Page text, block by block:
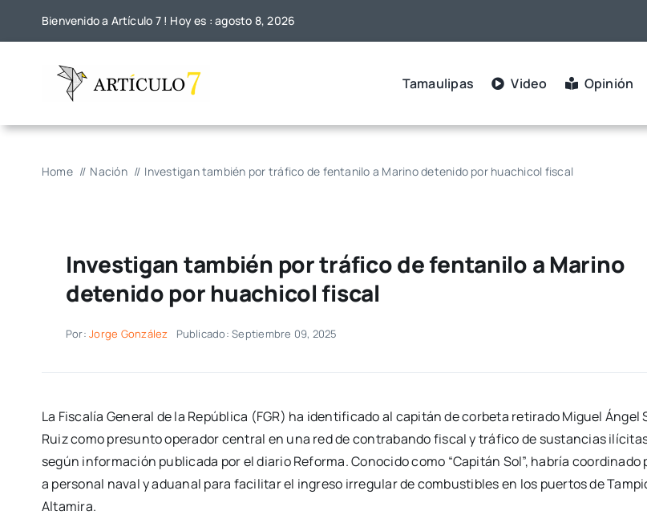
Bienvenido a Artículo 7 ! Hoy es : agosto 8, 2026
Tamaulipas Video Opinión
Home Nación Investigan también por tráfico de fentanilo a Marino detenido por huachicol fiscal
Investigan también por tráfico de fentanilo a Marino
detenido por huachicol fiscal
Por:Jorge González Publicado: Septiembre 09, 2025
La Fiscalía General de la República (FGR) ha identificado al capitán de corbeta retirado Miguel Ángel
Ruiz como presunto operador central en una red de contrabando fiscal y tráfico de sustancias
según información publicada por el diario Reforma. Conocido como “Capitán Sol”, habría coordinado
a personal naval y aduanal para facilitar el ingreso irregular de combustibles en los puertos de
Altamira.